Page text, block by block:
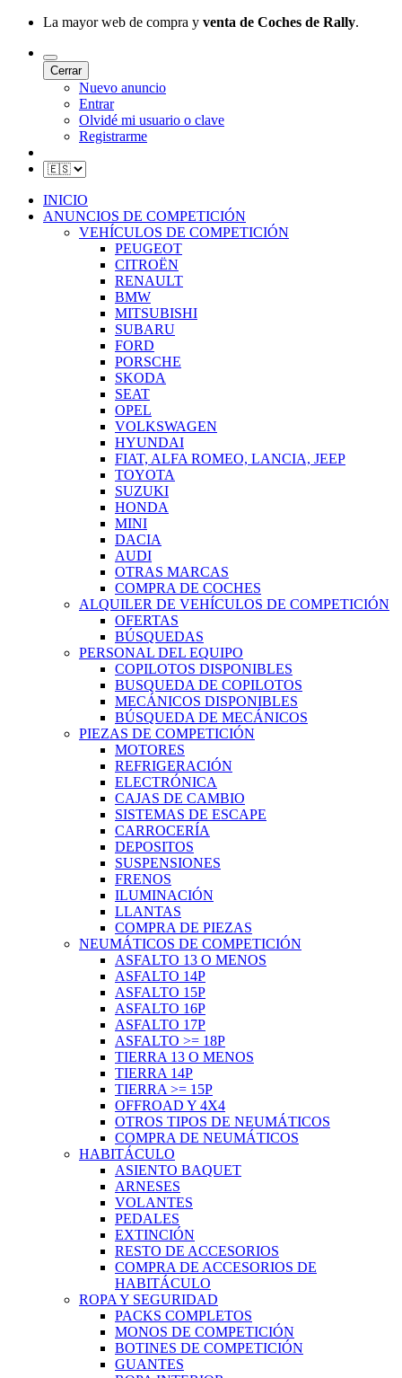
La mayor web de compra y venta de Coches de Rally.
Cerrar
Nuevo anuncio
Entrar
Olvidé mi usuario o clave
Registrarme
INICIO
ANUNCIOS DE COMPETICIÓN
VEHÍCULOS DE COMPETICIÓN
PEUGEOT
CITROËN
RENAULT
BMW
MITSUBISHI
SUBARU
FORD
PORSCHE
SKODA
SEAT
OPEL
VOLKSWAGEN
HYUNDAI
FIAT, ALFA ROMEO, LANCIA, JEEP
TOYOTA
SUZUKI
HONDA
MINI
DACIA
AUDI
OTRAS MARCAS
COMPRA DE COCHES
ALQUILER DE VEHÍCULOS DE COMPETICIÓN
OFERTAS
BÚSQUEDAS
PERSONAL DEL EQUIPO
COPILOTOS DISPONIBLES
BUSQUEDA DE COPILOTOS
MECÁNICOS DISPONIBLES
BÚSQUEDA DE MECÁNICOS
PIEZAS DE COMPETICIÓN
MOTORES
REFRIGERACIÓN
ELECTRÓNICA
CAJAS DE CAMBIO
SISTEMAS DE ESCAPE
CARROCERÍA
DEPOSITOS
SUSPENSIONES
FRENOS
ILUMINACIÓN
LLANTAS
COMPRA DE PIEZAS
NEUMÁTICOS DE COMPETICIÓN
ASFALTO 13 O MENOS
ASFALTO 14P
ASFALTO 15P
ASFALTO 16P
ASFALTO 17P
ASFALTO >= 18P
TIERRA 13 O MENOS
TIERRA 14P
TIERRA >= 15P
OFFROAD Y 4X4
OTROS TIPOS DE NEUMÁTICOS
COMPRA DE NEUMÁTICOS
HABITÁCULO
ASIENTO BAQUET
ARNESES
VOLANTES
PEDALES
EXTINCIÓN
RESTO DE ACCESORIOS
COMPRA DE ACCESORIOS DE
HABITÁCULO
ROPA Y SEGURIDAD
PACKS COMPLETOS
MONOS DE COMPETICIÓN
BOTINES DE COMPETICIÓN
GUANTES